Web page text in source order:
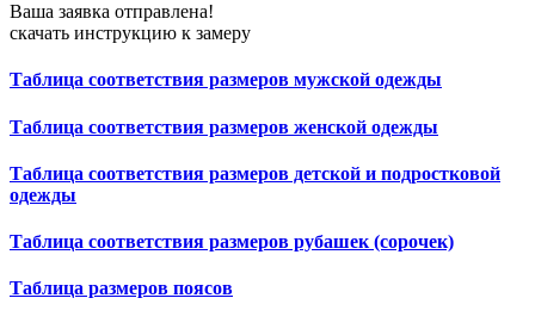
Ваша заявка отправлена!
скачать инструкцию к замеру
Таблица соответствия размеров мужской одежды
Таблица соответствия размеров женской одежды
Таблица соответствия размеров детской и подростковой
одежды
Таблица соответствия размеров рубашек (сорочек)
Таблица размеров поясов